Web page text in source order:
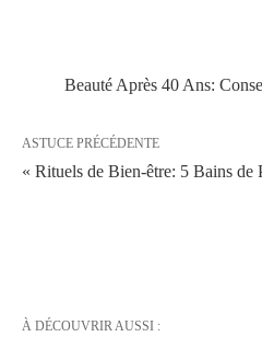
Beauté Après 40 Ans:
ASTUCE PRÉCÉDENTE
« Rituels de Bien-être: 5 Bains de
À DÉCOUVRIR AUSSI :